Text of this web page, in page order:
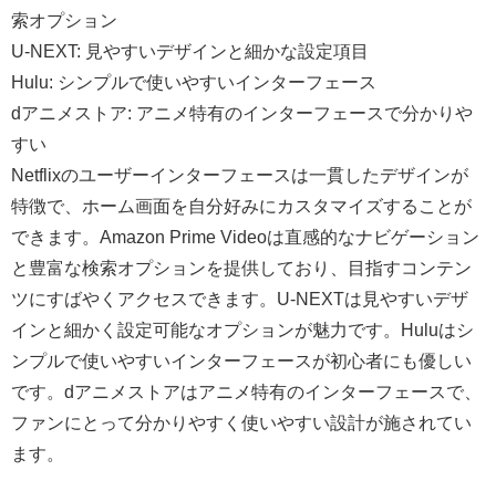
索オプション
U-NEXT: 見やすいデザインと細かな設定項目
Hulu: シンプルで使いやすいインターフェース
dアニメストア: アニメ特有のインターフェースで分かりや
すい
Netflixのユーザーインターフェースは一貫したデザインが
特徴で、ホーム画面を自分好みにカスタマイズすることが
できます。Amazon Prime Videoは直感的なナビゲーション
と豊富な検索オプションを提供しており、目指すコンテン
ツにすばやくアクセスできます。U-NEXTは見やすいデザ
インと細かく設定可能なオプションが魅力です。Huluはシ
ンプルで使いやすいインターフェースが初心者にも優しい
です。dアニメストアはアニメ特有のインターフェースで、
ファンにとって分かりやすく使いやすい設計が施されてい
ます。